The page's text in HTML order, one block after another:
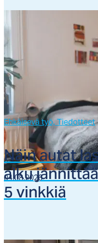
04.08.2026
Ehkäisevä työ,Tiedotteet
Näin au­tat
al­ku
5 vink­kiä